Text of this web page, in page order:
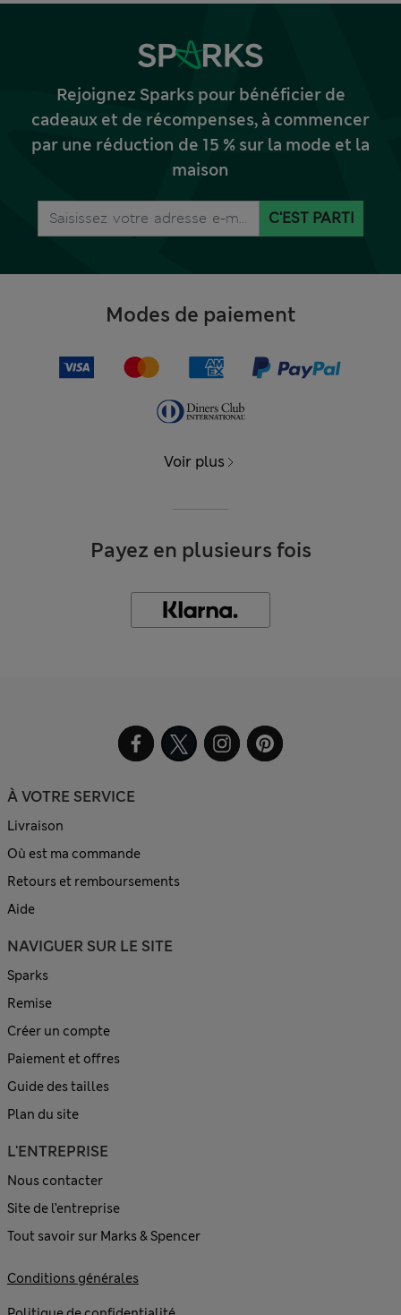
Rejoignez Sparks pour bénéficier de
cadeaux et de récompenses, à commencer
par une réduction de 15 % sur la mode et la
maison
C'EST PARTI
Modes de paiement
Voir plus
Payez en plusieurs fois
À VOTRE SERVICE
Livraison
Où est ma commande
Retours et remboursements
Aide
NAVIGUER SUR LE SITE
Sparks
Remise
Créer un compte
Paiement et offres
Guide des tailles
Plan du site
L'ENTREPRISE
Nous contacter
Site de l’entreprise
Tout savoir sur Marks & Spencer
Conditions générales